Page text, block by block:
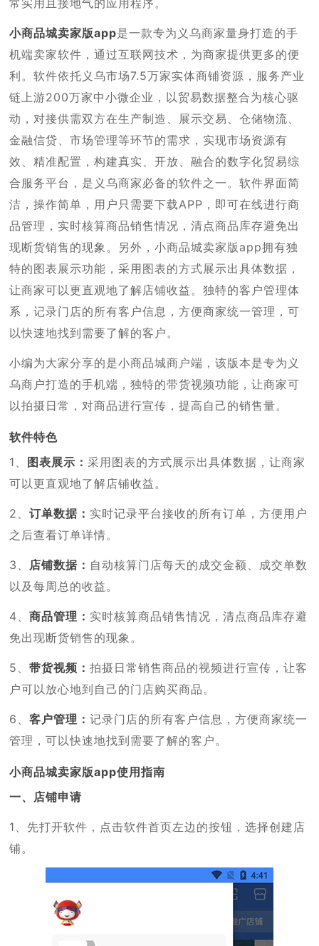
小商品城卖家版app是一款专为义乌商家量身打造的手
机端卖家软件，通过互联网技术，为商家提供更多的便
利。软件依托义乌市场7.5万家实体商铺资源，服务产业
链上游200万家中小微企业，以贸易数据整合为核心驱
动，对接供需双方在生产制造、展示交易、仓储物流、
金融信贷、市场管理等环节的需求，实现市场资源有
效、精准配置，构建真实、开放、融合的数字化贸易综
合服务平台，是义乌商家必备的软件之一。软件界面简
洁，操作简单，用户只需要下载APP，即可在线进行商
品管理，实时核算商品销售情况，清点商品库存避免出
现断货销售的现象。另外，小商品城卖家版app拥有独
特的图表展示功能，采用图表的方式展示出具体数据，
让商家可以更直观地了解店铺收益。独特的客户管理体
系，记录门店的所有客户信息，方便商家统一管理，可
以快速地找到需要了解的客户。
小编为大家分享的是小商品城商户端，该版本是专为义
乌商户打造的手机端，独特的带货视频功能，让商家可
以拍摄日常，对商品进行宣传，提高自己的销售量。
软件特色
1、 图表展示：采用图表的方式展示出具体数据，让商家
可以更直观地了解店铺收益。
2、订单数据： 实时记录平台接收的所有订单，方便用户
之后查看订单详情。
3、 店铺数据： 自动核算门店每天的成交金额、成交单数
以及每周总的收益。
4、商品管理： 实时核算商品销售情况，清点商品库存避
免出现断货销售的现象。
5、带货视频：拍摄日常销售商品的视频进行宣传，让客
户可以放心地到自己的门店购买商品。
6、客户管理：记录门店的所有客户信息，方便商家统一
管理，可以快速地找到需要了解的客户。
小商品城卖家版app使用指南
一、店铺申请
1、先打开软件，点击软件首页左边的按钮，选择创建店
铺。